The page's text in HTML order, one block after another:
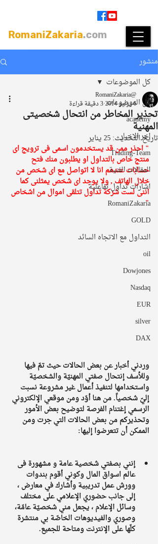
RomaniZakaria.com
منشور
كل الموضوعات
academy
اخر الاخبار
Trading-Team
المقالات الفنية
اشارات تداول تفاعلية
RomaniZakaria
GOLD
التداول مع الاتجاه السائد
oil
Dowjones
Nasdaq
EUR
silver
DAX
كل الموضوعات
تحذير المخاطر من انتحال شخصيتى
المهنية
@RomaniZakaria
6 يوليو 2014
3 دقيقة قراءة
تاريخ التحديث:25 يناير
" احذر ممن قد يستخدمون اسمى فى ترويج اى
منتج خاص بالتداول او يطلبون منك فتح
حسابات عندهم انا لا اتواصل مع اى شخص من
خلال الهاتف , ولا يوجد اى شخص يمثلنى كما
اننى لست شركة تداول تتلقى اموال من اشخاص
"
وردني أخبار عن بعض الحالات حيث تمّ فيها
وللأسف إنتحال صفتي المهنيّة والشخصيّة
واستخدامها لتنفيذ أعمال غير مشروعة نسبت
إليّ شخصياً. من هنا أوّد ومن موقعي الإلكتروني
الرسمي إغتنام الفرصة لتوضيح بعض الأمور
وتحذيركم من بعض الحالات التي جرت ومن
الممكن أن تتعرضوا إليها:
إنني بصفتي شخصية عامة و مشهورة فى
عالم اسواق المال وكوني أقوم بندوات
وورش عمل تدريبية وأشارك في معارض ،
إلى جانب حضوري الإعلامي على مختلف
وسائل الإعلام ، يجعل مني شخصيّة عامّة،
وصوري والفيديوهات الخاصّة بي منتشرة
كلّها على الإنترنت ومتاحة للجميع.